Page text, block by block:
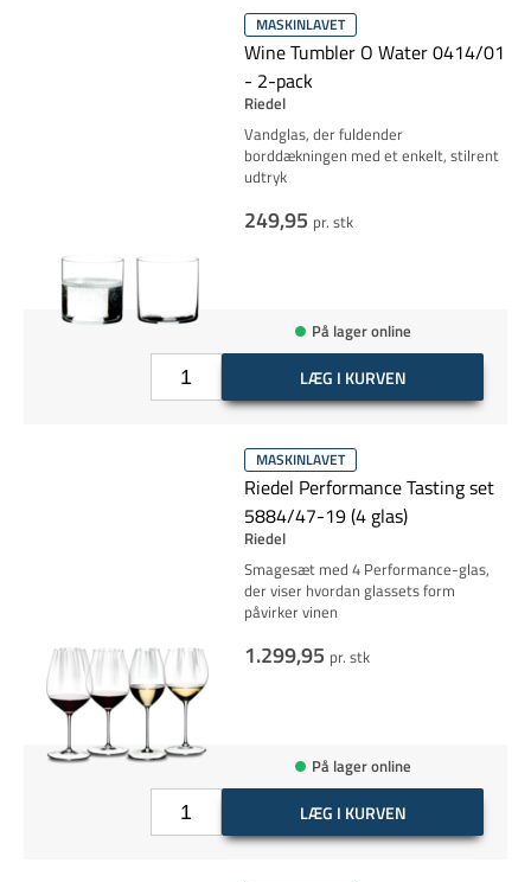
MASKINLAVET
Wine Tumbler O Water 0414/01
- 2-pack
Riedel
Vandglas, der fuldender
borddækningen med et enkelt, stilrent
udtryk
249,95 pr. stk
På lager online
LÆG I KURVEN
MASKINLAVET
Riedel Performance Tasting set
5884/47-19 (4 glas)
Riedel
Smagesæt med 4 Performance-glas,
der viser hvordan glassets form
påvirker vinen
1.299,95 pr. stk
På lager online
LÆG I KURVEN